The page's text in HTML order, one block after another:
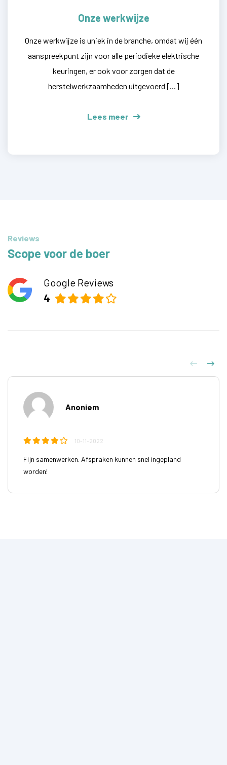
Onze werkwijze
Onze werkwijze is uniek in de branche, omdat wij één
aanspreekpunt zijn voor alle periodieke elektrische
keuringen, er ook voor zorgen dat de
herstelwerkzaamheden uitgevoerd [...]
Lees meer
Reviews
Scope voor de boer
Google Reviews
4
Anoniem
10-11-2022
Fijn samenwerken. Afspraken kunnen snel ingepland
worden!